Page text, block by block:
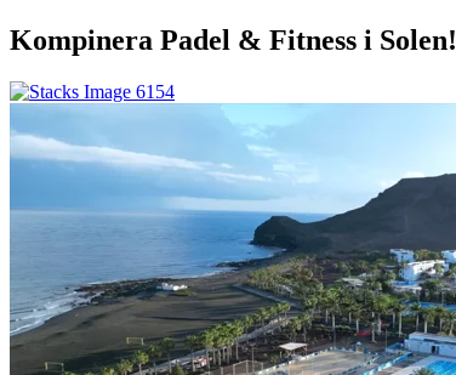
Kompinera Padel & Fitness i Solen!